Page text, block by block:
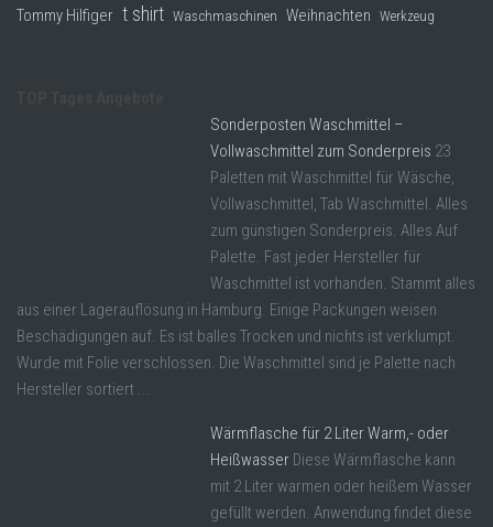
Tommy Hilfiger t shirt Waschmaschinen Weihnachten Werkzeug
Sonderposten Waschmittel –
Vollwaschmittel zum Sonderpreis 23
Paletten mit Waschmittel für Wäsche,
Vollwaschmittel, Tab Waschmittel. Alles
zum günstigen Sonderpreis. Alles Auf
Palette. Fast jeder Hersteller für
Waschmittel ist vorhanden. Stammt alles
aus einer Lagerauflösung in Hamburg. Einige Packungen weisen
Beschädigungen auf. Es ist balles Trocken und nichts ist verklumpt.
Wurde mit Folie verschlossen. Die Waschmittel sind je Palette nach
Hersteller sortiert ...
Wärmflasche für 2 Liter Warm,- oder
Heißwasser Diese Wärmflasche kann
mit 2 Liter warmen oder heißem Wasser
gefüllt werden. Anwendung findet diese